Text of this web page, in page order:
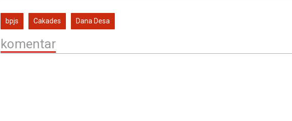
bpjs Cakades Dana Desa
komentar